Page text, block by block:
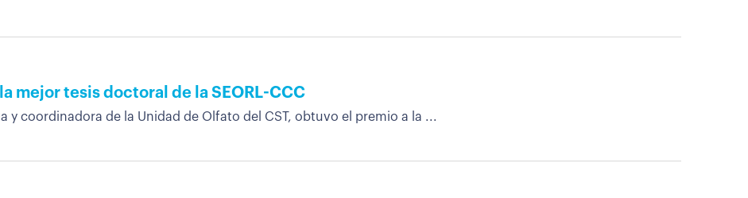
mejor tesis doctoral de la SEORL-CCC
y coordinadora de la Unidad de Olfato del CST, obtuvo el premio a la ...